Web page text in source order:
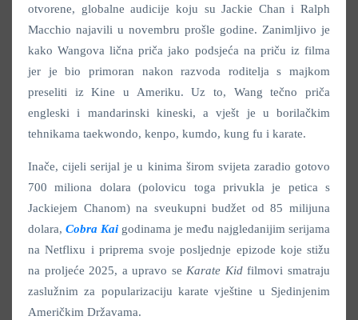
otvorene, globalne audicije koju su Jackie Chan i Ralph
Macchio najavili u novembru prošle godine. Zanimljivo je
kako Wangova lična priča jako podsjeća na priču iz filma
jer je bio primoran nakon razvoda roditelja s majkom
preseliti iz Kine u Ameriku. Uz to, Wang tečno priča
engleski i mandarinski kineski, a vješt je u borilačkim
tehnikama taekwondo, kenpo, kumdo, kung fu i karate.
Inače, cijeli serijal je u kinima širom svijeta zaradio gotovo
700 miliona dolara (polovicu toga privukla je petica s
Jackiejem Chanom) na sveukupni budžet od 85 milijuna
dolara, Cobra Kai godinama je među najgledanijim serijama
na Netflixu i priprema svoje posljednje epizode koje stižu
na proljeće 2025, a upravo seKarate Kidfilmovi smatraju
zaslužnim za popularizaciju karate vještine u Sjedinjenim
Američkim Državama.